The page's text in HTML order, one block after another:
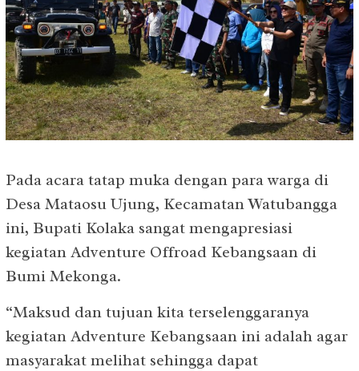
Pada acara tatap muka dengan para warga di
Desa Mataosu Ujung, Kecamatan Watubangga
ini, Bupati Kolaka sangat mengapresiasi
kegiatan Adventure Offroad Kebangsaan di
Bumi Mekonga.
“Maksud dan tujuan kita terselenggaranya
kegiatan Adventure Kebangsaan ini adalah agar
masyarakat melihat sehingga dapat